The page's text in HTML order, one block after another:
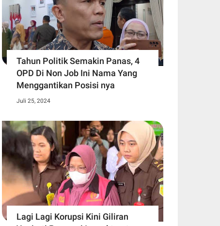
Tahun Politik Semakin Panas, 4
OPD Di Non Job Ini Nama Yang
Menggantikan Posisi nya
Juli 25, 2024
Lagi Lagi Korupsi Kini Giliran